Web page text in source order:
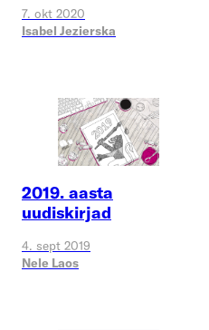
7. okt 2020
Isabel Jezierska
2019. aasta
uudiskirjad
4. sept 2019
Nele Laos